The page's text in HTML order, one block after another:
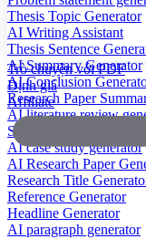
Thesis Topic Generator
AI Writing Assistant
Thesis Sentence
AI Summary Generator
AI Conclusion
Research Paper
AI literature review
Scientific Paper
AI case study generator
AI Research Paper
Research Title
Reference Generator
Headline Generator
AI paragraph generator
Trò chuyện với PDF
Định giá
Affiliate